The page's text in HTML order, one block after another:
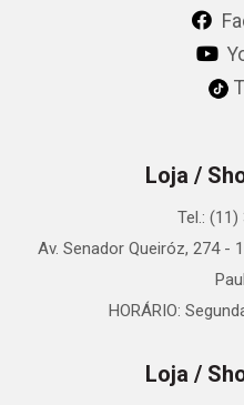
Loja /
Tel.:
Av. Senador Queiróz, 274 -
HORÁRIO:
Loja /